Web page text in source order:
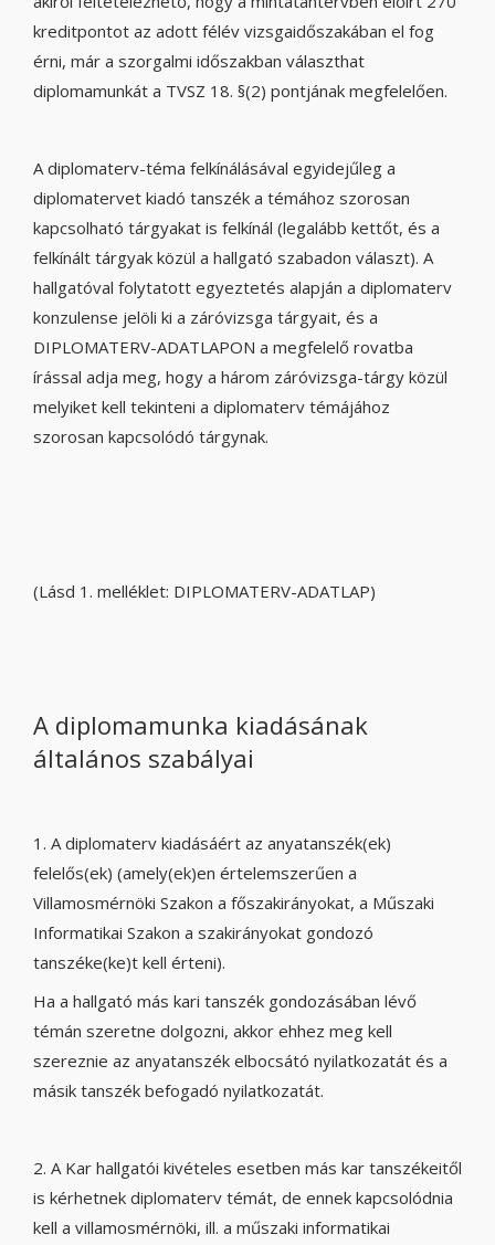
kreditpontot az adott félév vizsgaidőszakában el fog
érni, már a szorgalmi időszakban választhat
diplomamunkát a TVSZ 18. §(2) pontjának megfelelően.
A diplomaterv-téma felkínálásával egyidejűleg a
diplomatervet kiadó tanszék a témához szorosan
kapcsolható tárgyakat is felkínál (legalább kettőt, és a
felkínált tárgyak közül a hallgató szabadon választ). A
hallgatóval folytatott egyeztetés alapján a diplomaterv
konzulense jelöli ki a záróvizsga tárgyait, és a
DIPLOMATERV-ADATLAPON a megfelelő rovatba
írással adja meg, hogy a három záróvizsga-tárgy közül
melyiket kell tekinteni a diplomaterv témájához
szorosan kapcsolódó tárgynak.
(Lásd 1. melléklet: DIPLOMATERV-ADATLAP)
A diplomamunka kiadásának
általános szabályai
1. A diplomaterv kiadásáért az anyatanszék(ek)
felelős(ek) (amely(ek)en értelemszerűen a
Villamosmérnöki Szakon a főszakirányokat, a Műszaki
Informatikai Szakon a szakirányokat gondozó
tanszéke(ke)t kell érteni).
Ha a hallgató más kari tanszék gondozásában lévő
témán szeretne dolgozni, akkor ehhez meg kell
szereznie az anyatanszék elbocsátó nyilatkozatát és a
másik tanszék befogadó nyilatkozatát.
2. A Kar hallgatói kivételes esetben más kar tanszékeitől
is kérhetnek diplomaterv témát, de ennek kapcsolódnia
kell a villamosmérnöki, ill. a műszaki informatikai